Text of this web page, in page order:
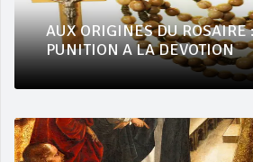
AUX ORIGINES DU ROSAIRE
PUNITION A LA DEVOTION